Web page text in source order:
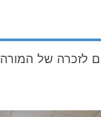
לזכרה של המורה